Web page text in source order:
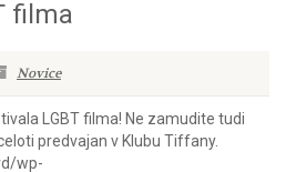
filma
Novice
LGBT filma! Ne zamudite tudi
predvajan v Klubu Tiffany.
wp-